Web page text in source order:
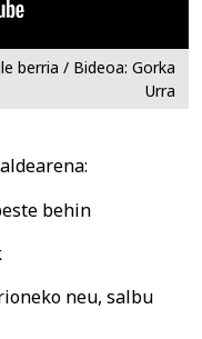
berria / Bideoa: Gorka
Urra
behin
neu, salbu